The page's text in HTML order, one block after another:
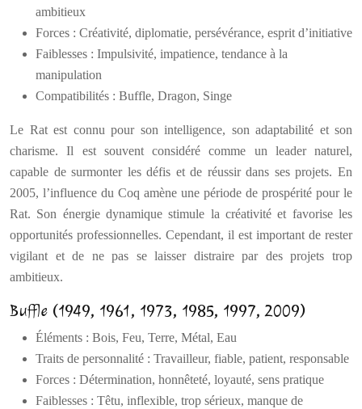
ambitieux
Forces : Créativité, diplomatie, persévérance, esprit d’initiative
Faiblesses : Impulsivité, impatience, tendance à la
manipulation
Compatibilités : Buffle, Dragon, Singe
Le Rat est connu pour son intelligence, son adaptabilité et son
charisme. Il est souvent considéré comme un leader naturel,
capable de surmonter les défis et de réussir dans ses projets. En
2005, l’influence du Coq amène une période de prospérité pour le
Rat. Son énergie dynamique stimule la créativité et favorise les
opportunités professionnelles. Cependant, il est important de rester
vigilant et de ne pas se laisser distraire par des projets trop
ambitieux.
Buffle (1949, 1961, 1973, 1985, 1997, 2009)
Éléments : Bois, Feu, Terre, Métal, Eau
Traits de personnalité : Travailleur, fiable, patient, responsable
Forces : Détermination, honnêteté, loyauté, sens pratique
Faiblesses : Têtu, inflexible, trop sérieux, manque de